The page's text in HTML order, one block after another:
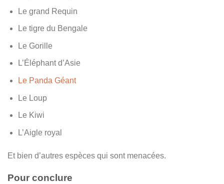
Le grand Requin
Le tigre du Bengale
Le Gorille
L’Éléphant d’Asie
Le Panda Géant
Le Loup
Le Kiwi
L’Aigle royal
Et bien d’autres espèces qui sont menacées.
Pour conclure